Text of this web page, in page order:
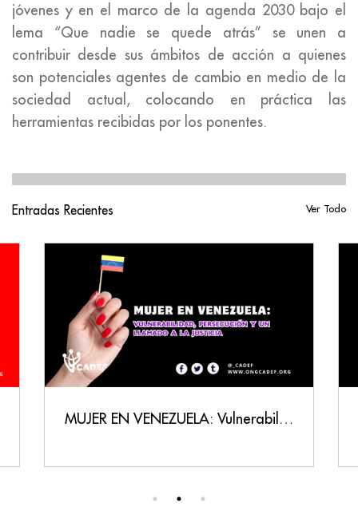
jóvenes y en el marco de la agenda 2030 bajo el
lema “Que nadie se quede atrás” se unen a
contribuir desde sus ámbitos de acción a quienes
son potenciales agentes de cambio en medio de la
sociedad actual, colocando en práctica las
herramientas recibidas por los ponentes.
Entradas Recientes Ver Todo
MUJER EN VENEZUELA: Vulnerabilidad, Persecución y un Llamado a la Justicia